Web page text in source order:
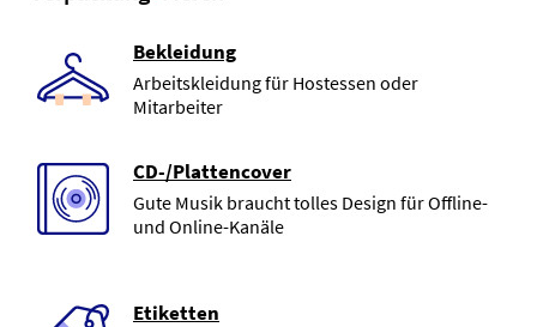
Bekleidung
Arbeitskleidung für Hostessen oder
Mitarbeiter
CD-/Plattencover
Gute Musik braucht tolles Design für Offline-
und Online-Kanäle
Etiketten